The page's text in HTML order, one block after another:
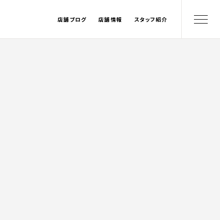
店舗ブログ 店舗情報 スタッフ紹介